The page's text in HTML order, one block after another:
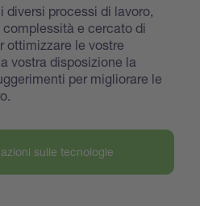
diversi processi di lavoro,
e cercato di
ottimizzare le vostre
vostra disposizione la
per migliorare le
sulle tecnologie